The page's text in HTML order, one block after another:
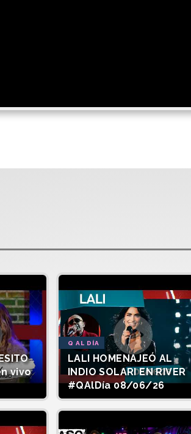
vivo
Q AL DÍA
LALI HOMENAJEÓ AL
INDIO SOLARI EN RIVER
#QAlDía 08/06/26